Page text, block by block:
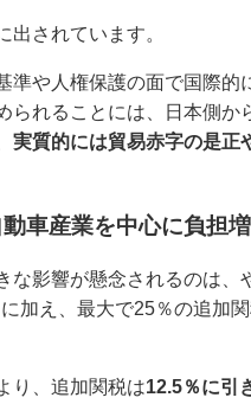
出されています。
準や人権保護の面で国際
られることには、日本側
実質的には貿易赤字の是正
車産業を中心に負担
な影響が懸念されるのは、
加え、最大で25％の追加
り、追加関税は12.5％に引